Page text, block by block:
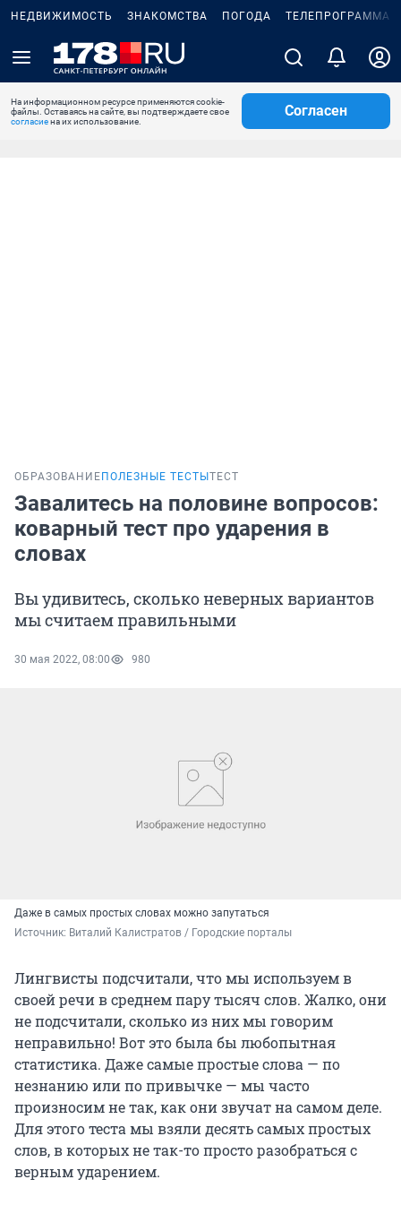
НЕДВИЖИМОСТЬ ЗНАКОМСТВА ПОГОДА ТЕЛЕПРОГРАММА
На информационном ресурсе применяются cookie-
файлы. Оставаясь на сайте, вы подтверждаете свое
согласиена их использование.
Согласен
ОБРАЗОВАНИЕ ПОЛЕЗНЫЕ ТЕСТЫ ТЕСТ
Завалитесь на половине вопросов:
коварный тест про ударения в
словах
Вы удивитесь, сколько неверных вариантов
мы считаем правильными
30 мая 2022, 08:00 980
Даже в самых простых словах можно запутаться
Источник: Виталий Калистратов / Городские порталы
Лингвисты подсчитали, что мы используем в
своей речи в среднем пару тысяч слов. Жалко, они
не подсчитали, сколько из них мы говорим
неправильно! Вот это была бы любопытная
статистика. Даже самые простые слова — по
незнанию или по привычке — мы часто
произносим не так, как они звучат на самом деле.
Для этого теста мы взяли десять самых простых
слов, в которых не так-то просто разобраться с
верным ударением.